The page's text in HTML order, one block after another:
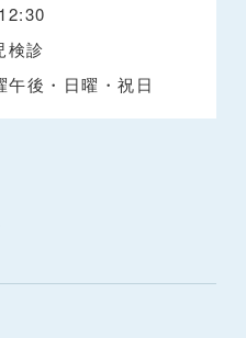
検診
午後・日曜・祝日